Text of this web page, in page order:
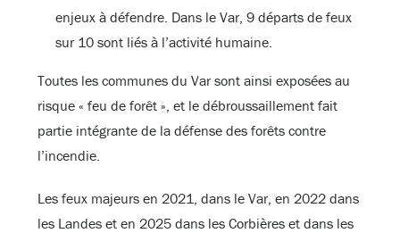
enjeux à défendre. Dans le Var, 9 départs de feux
sur 10 sont liés à l’activité humaine.
Toutes les communes du Var sont ainsi exposées au
risque « feu de forêt », et le débroussaillement fait
partie intégrante de la défense des forêts contre
l’incendie.
Les feux majeurs en 2021, dans le Var, en 2022 dans
les Landes et en 2025 dans les Corbières et dans les